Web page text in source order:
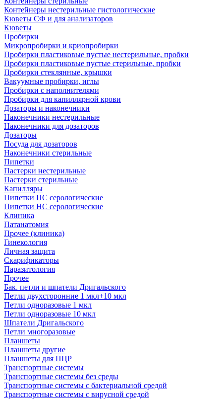
Контейнеры нестерильные гистологические
Кюветы СФ и для анализаторов
Кюветы
Пробирки
Микропробирки и криопробирки
Пробирки пластиковые пустые нестерильные, пробки
Пробирки пластиковые пустые стерильные, пробки
Пробирки стеклянные, крышки
Вакуумные пробирки, иглы
Пробирки с наполнителями
Пробирки для капиллярной крови
Дозаторы и наконечники
Наконечники нестерильные
Наконечники для дозаторов
Дозаторы
Посуда для дозаторов
Наконечники стерильные
Пипетки
Пастерки нестерильные
Пастерки стерильные
Капилляры
Пипетки ПС серологические
Пипетки НС серологические
Клиника
Патанатомия
Прочее (клиника)
Гинекология
Личная защита
Скарификаторы
Паразитология
Прочее
Бак. петли и шпатели Дригальского
Петли двухсторонние 1 мкл+10 мкл
Петли одноразовые 1 мкл
Петли одноразовые 10 мкл
Шпатели Дригальского
Петли многоразовые
Планшеты
Планшеты другие
Планшеты для ПЦР
Транспортные системы
Транспортные системы без среды
Транспортные системы с бактериальной средой
Транспортные системы с вирусной средой